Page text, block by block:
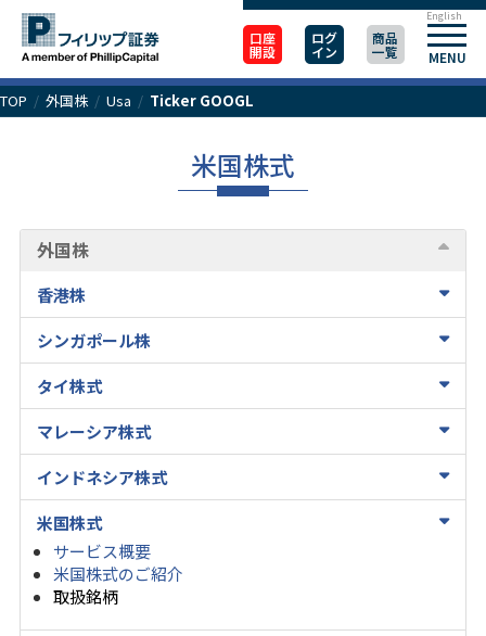
口座
開設
ログ
イン
商品
一覧 MENU
English
TOP / 外国株/ Usa / Ticker GOOGL
米国株式
外国株
香港株
シンガポール株
タイ株式
マレーシア株式
インドネシア株式
米国株式
サービス概要
米国株式のご紹介
取扱銘柄